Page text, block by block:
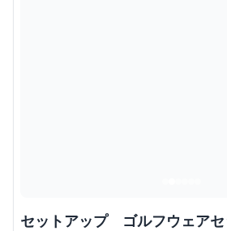
セットアップ ゴルフウェアセ